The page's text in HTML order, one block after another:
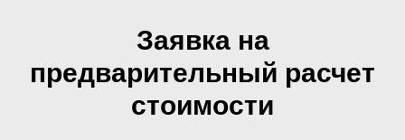
Заявка на
предварительный расчет
стоимости